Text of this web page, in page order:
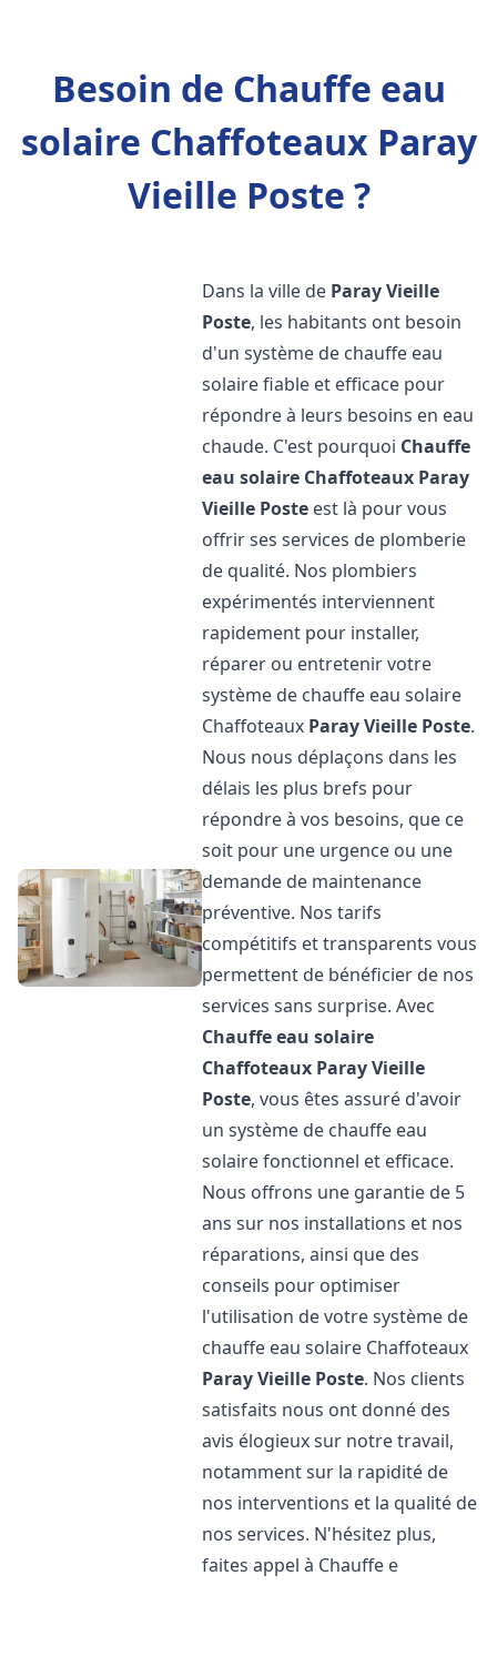
Besoin de Chauffe eau
solaire Chaffoteaux Paray
Vieille Poste ?
Dans la ville de Paray Vieille
Poste, les habitants ont besoin
d'un système de chauffe eau
solaire fiable et efficace pour
répondre à leurs besoins en eau
chaude. C'est pourquoi Chauffe
eau solaire Chaffoteaux Paray
Vieille Poste est là pour vous
offrir ses services de plomberie
de qualité. Nos plombiers
expérimentés interviennent
rapidement pour installer,
réparer ou entretenir votre
système de chauffe eau solaire
Chaffoteaux Paray Vieille Poste.
Nous nous déplaçons dans les
délais les plus brefs pour
répondre à vos besoins, que ce
soit pour une urgence ou une
demande de maintenance
préventive. Nos tarifs
compétitifs et transparents vous
permettent de bénéficier de nos
services sans surprise. Avec
Chauffe eau solaire
Chaffoteaux Paray Vieille
Poste, vous êtes assuré d'avoir
un système de chauffe eau
solaire fonctionnel et efficace.
Nous offrons une garantie de 5
ans sur nos installations et nos
réparations, ainsi que des
conseils pour optimiser
l'utilisation de votre système de
chauffe eau solaire Chaffoteaux
Paray Vieille Poste. Nos clients
satisfaits nous ont donné des
avis élogieux sur notre travail,
notamment sur la rapidité de
nos interventions et la qualité de
nos services. N'hésitez plus,
faites appel à Chauffe e